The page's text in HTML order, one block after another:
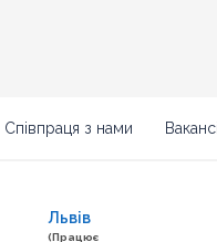
Співпраця з нами
Львів
(Працює